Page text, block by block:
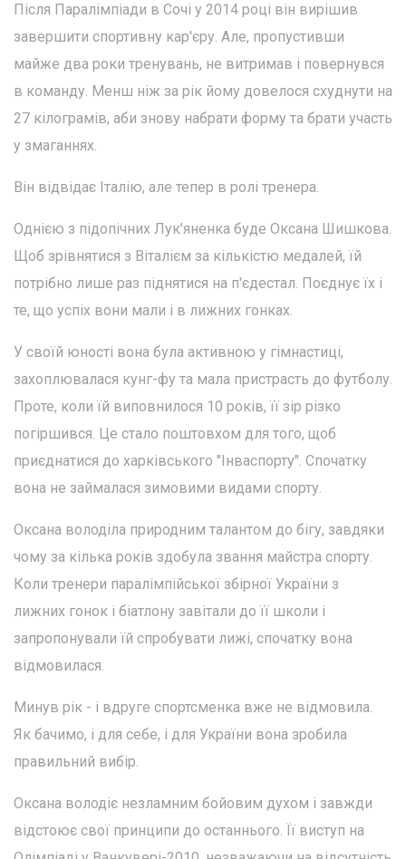
Після Паралімпіади в Сочі у 2014 році він вирішив
завершити спортивну кар'єру. Але, пропустивши
майже два роки тренувань, не витримав і повернувся
в команду. Менш ніж за рік йому довелося схуднути на
27 кілограмів, аби знову набрати форму та брати участь
у змаганнях.
Він відвідає Італію, але тепер в ролі тренера.
Однією з підопічних Лук'яненка буде Оксана Шишкова.
Щоб зрівнятися з Віталієм за кількістю медалей, їй
потрібно лише раз піднятися на п'єдестал. Поєднує їх і
те, що успіх вони мали і в лижних гонках.
У своїй юності вона була активною у гімнастиці,
захоплювалася кунг-фу та мала пристрасть до футболу.
Проте, коли їй виповнилося 10 років, її зір різко
погіршився. Це стало поштовхом для того, щоб
приєднатися до харківського "Інваспорту". Спочатку
вона не займалася зимовими видами спорту.
Оксана володіла природним талантом до бігу, завдяки
чому за кілька років здобула звання майстра спорту.
Коли тренери паралімпійської збірної України з
лижних гонок і біатлону завітали до її школи і
запропонували їй спробувати лижі, спочатку вона
відмовилася.
Минув рік - і вдруге спортсменка вже не відмовила.
Як бачимо, і для себе, і для України вона зробила
правильний вибір.
Оксана володіє незламним бойовим духом і завжди
відстоює свої принципи до останнього. Її виступ на